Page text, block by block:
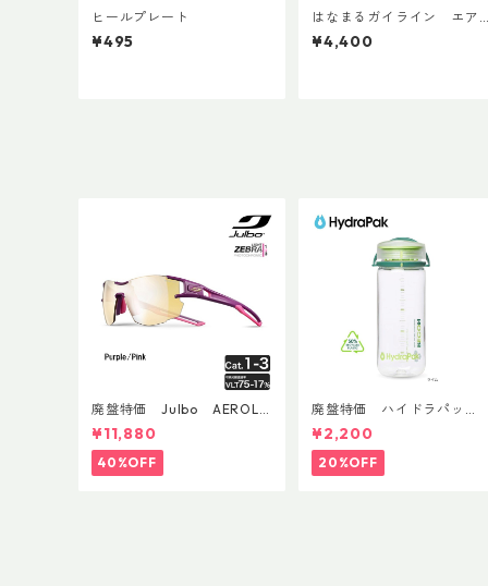
ヒールプレート
¥495
はなまるガイライン エア
ライズ張り綱セット
¥4,400
廃盤特価 Julbo AEROLIT
E AsianFit
¥11,880
40%OFF
廃盤特価 ハイドラパッ
ク リーコン ツイスト＆シ
ップ 500ml
¥2,200
20%OFF